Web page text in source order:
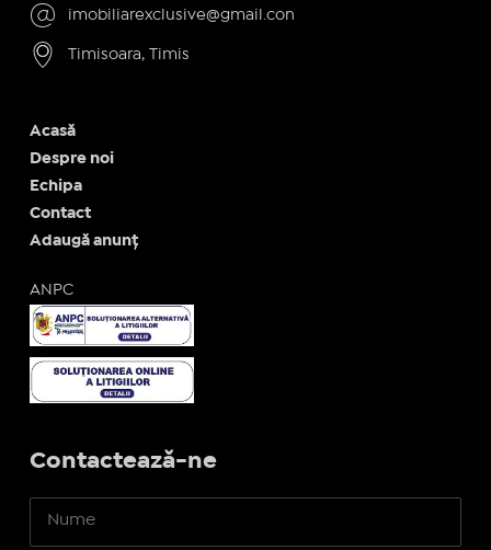
imobiliarexclusive@gmail.con
Timisoara, Timis
Acasă
Despre noi
Echipa
Contact
Adaugă anunț
ANPC
Contactează-ne